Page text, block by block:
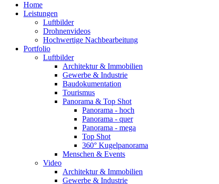
Home
Leistungen
Luftbilder
Drohnenvideos
Hochwertige Nachbearbeitung
Portfolio
Luftbilder
Architektur & Immobilien
Gewerbe & Industrie
Baudokumentation
Tourismus
Panorama & Top Shot
Panorama - hoch
Panorama - quer
Panorama - mega
Top Shot
360° Kugelpanorama
Menschen & Events
Video
Architektur & Immobilien
Gewerbe & Industrie